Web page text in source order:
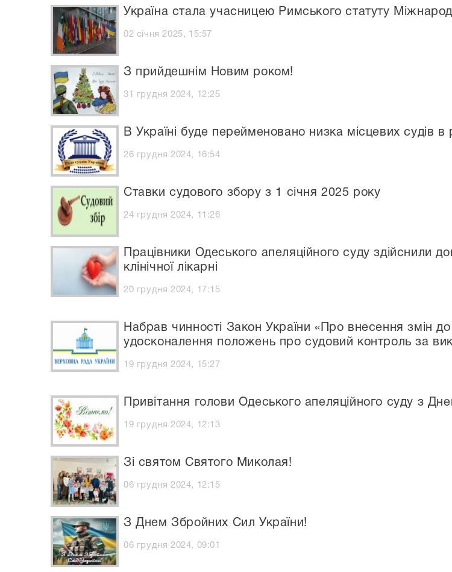
Україна стала учасницею Римського статуту
02 січня 2025, 15:57
З прийдешнім Новим роком!
31 грудня 2024, 12:25
В Україні буде перейменовано низка місцевих судів в
26 грудня 2024, 16:54
Ставки судового збору з 1 січня 2025 року
24 грудня 2024, 11:26
Працівники Одеського апеляційного суду здійснили
клінічної лікарні
20 грудня 2024, 17:15
Набрав чинності Закон України «Про внесення змін
удосконалення положень про судовий контроль за
19 грудня 2024, 15:27
Привітання голови Одеського апеляційного суду з
19 грудня 2024, 12:13
Зі святом Святого Миколая!
06 грудня 2024, 12:15
З Днем Збройних Сил України!
06 грудня 2024, 09:01